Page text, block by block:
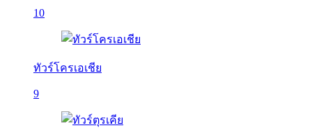
10
ทัวร์โครเอเชีย
9